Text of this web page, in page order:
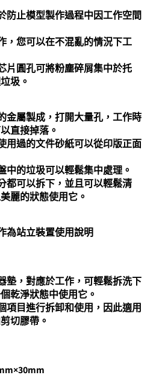
防止模型製作過程中因工作空間
，您可以在不混亂的情況下工
片圓孔可將粉塵碎屑集中於托
圾。
金屬製成，打開大量孔，工作時
直接掉落。
用過的文件砂紙可以從印版正面
中的垃圾可以輕鬆集中處理。
都可以拆下，並且可以輕鬆清
麗的狀態使用它。
為站立裝置使用說明
墊，對應於工作，可輕鬆拆洗下
乾淨狀態中使用它。
項目進行拆卸和使用，因此適用
切膠帶。